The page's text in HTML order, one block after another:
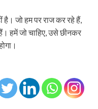
है। जो हम पर राज कर रहे हैं,
हमें जो चाहिए, उसे छीनकर